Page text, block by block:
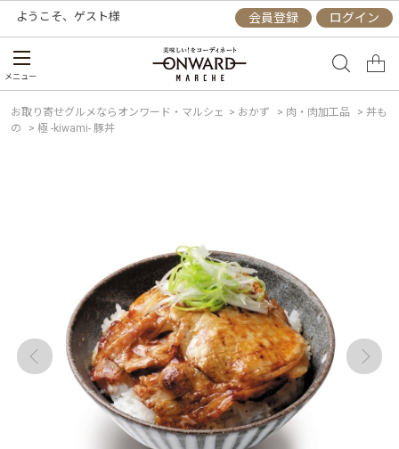
ようこそ、 ゲスト様 会員登録 ログイン
メニュー
お取り寄せグルメならオンワード・マルシェ > おかず > 肉・肉加工品 > 丼も
の
> 極 -kiwami- 豚丼